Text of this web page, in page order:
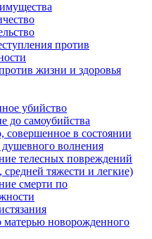
против
жизни и здоровья
убийство
до самоубийства
совершенное в состоянии
душевного волнения
телесных повреждений
средней тяжести и легкие)
смерти по
матерью новорожденного